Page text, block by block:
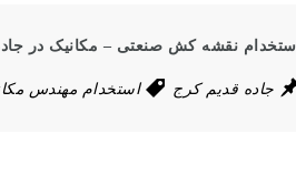
استخدام نقشه کش صنعتی – مکانیک در
جاده قدیم کرج استخدام مهندس